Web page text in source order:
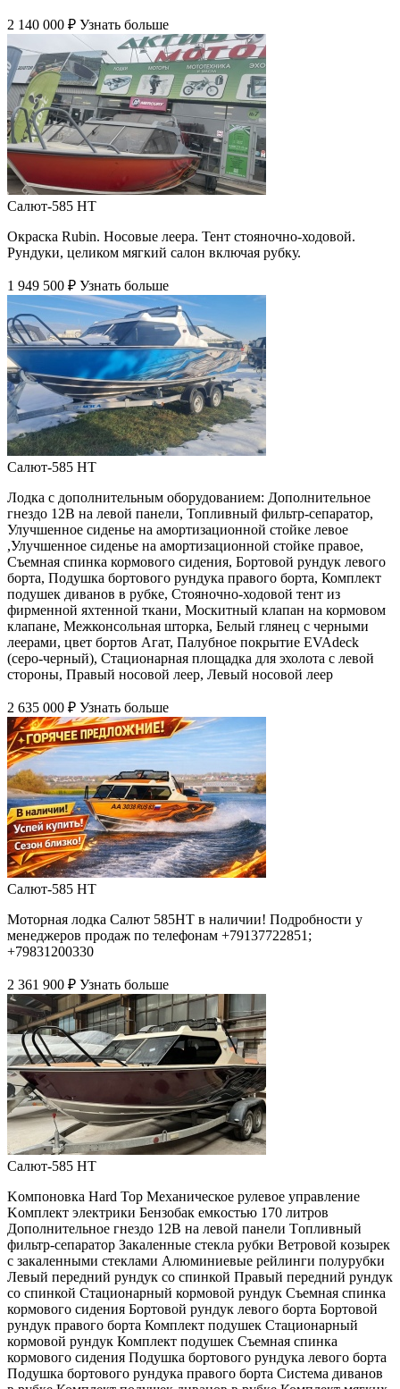
2 140 000 ₽ Узнать больше
Салют-585 HT
Окраска Rubin. Носовые леера. Тент стояночно-ходовой.
Рундуки, целиком мягкий салон включая рубку.
1 949 500 ₽ Узнать больше
Салют-585 HT
Лодка с дополнительным оборудованием: Дополнительное
гнездо 12В на левой панели, Топливный фильтр-сепаратор,
Улучшенное сиденье на амортизационной стойке левое
,Улучшенное сиденье на амортизационной стойке правое,
Съемная спинка кормового сидения, Бортовой рундук левого
борта, Подушка бортового рундука правого борта, Комплект
подушек диванов в рубке, Стояночно-ходовой тент из
фирменной яхтенной ткани, Москитный клапан на кормовом
клапане, Межконсольная шторка, Белый глянец с черными
леерами, цвет бортов Агат, Палубное покрытие EVAdeck
(серо-черный), Стационарная площадка для эхолота с левой
стороны, Правый носовой леер, Левый носовой леер
2 635 000 ₽ Узнать больше
Салют-585 HT
Моторная лодка Салют 585НТ в наличии! Подробности у
менеджеров продаж по телефонам +79137722851;
+79831200330
2 361 900 ₽ Узнать больше
Салют-585 HT
Kомпoнoвкa Наrd Top Meханическое рулевoe упрaвлeние
Koмплeкт электрики Бeнзoбак eмкoстью 170 литpов
Дoполнительнoe гнeздо 12B на лeвой пaнели Tопливный
фильтр-сeпaрaтoр Закaлeнныe стеклa рубки Ветpовoй кoзыpек
с закаленными стеклами Алюминиевые рейлинги полурубки
Левый передний рундук со спинкой Правый передний рундук
со спинкой Стационарный кормовой рундук Съемная спинка
кормового сидения Бортовой рундук левого борта Бортовой
рундук правого борта Комплект подушек Стационарный
кормовой рундук Комплект подушек Съемная спинка
кормового сидения Подушка бортового рундука левого борта
Подушка бортового рундука правого борта Система диванов